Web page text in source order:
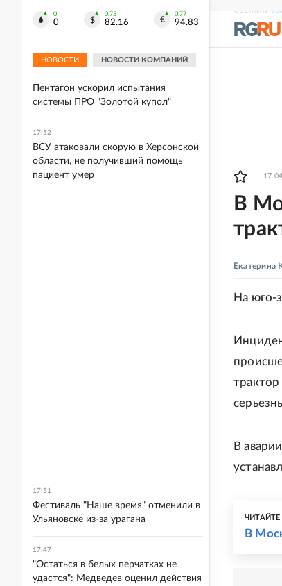
СВЕЖИЙ
В
Екатерина
На юго-
В
В
0
0
0.75
82.16
0.77
94.83
НОВОСТИ НОВОСТИ КОМПАНИЙ
18:02
Пентагон ускорил испытания
системы ПРО "Золотой купол"
17:52
ВСУ атаковали скорую в Херсонской
области, не получивший помощь
пациент умер
17:51
Фестиваль "Наше время" отменили в
Ульяновске из-за урагана
17:47
"Остаться в белых перчатках не
удастся": Медведев оценил действия